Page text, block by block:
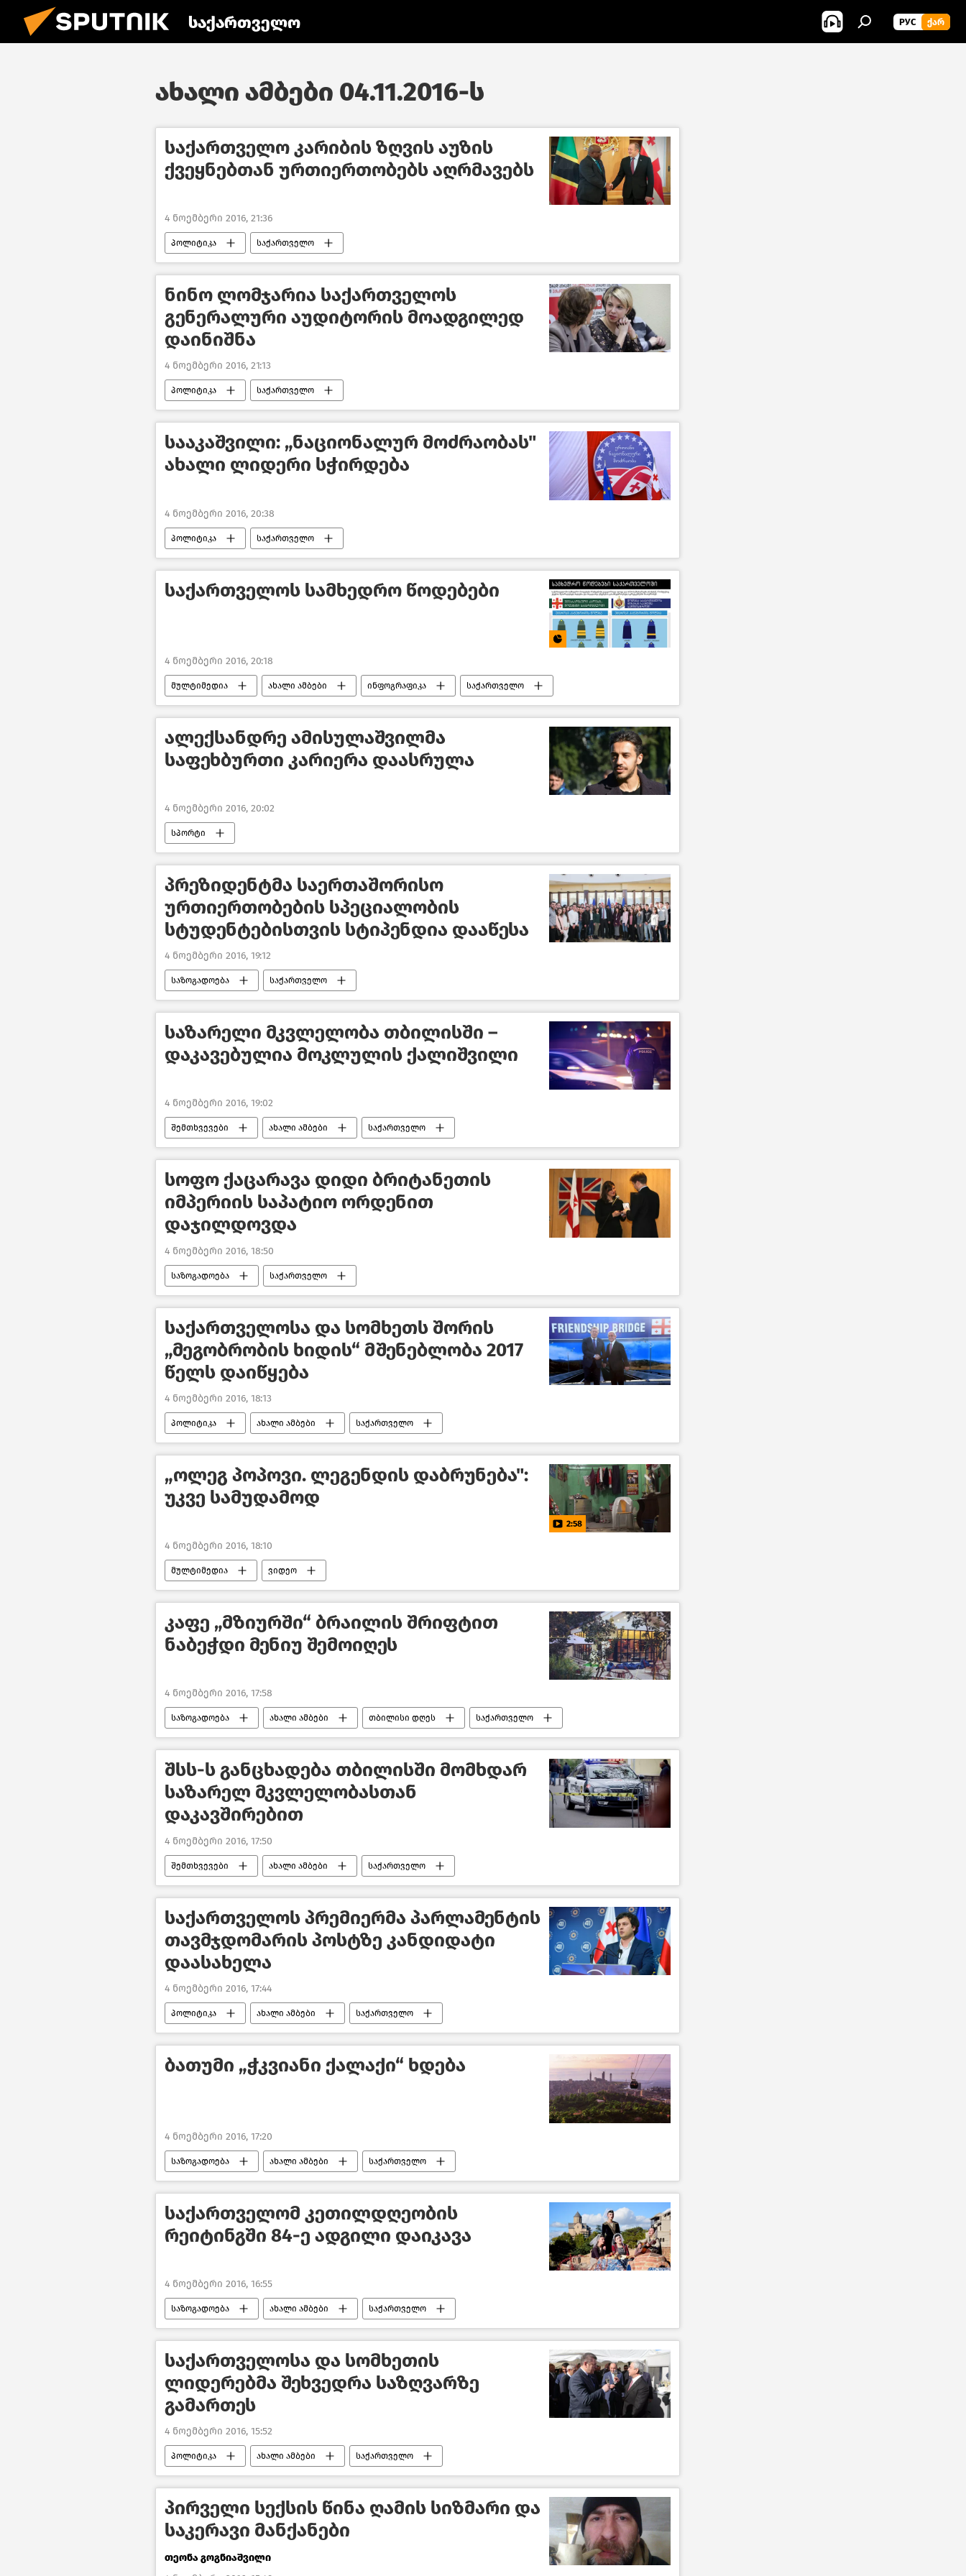
საქართველო РУС ᲥᲐᲠ
ახალი ამბები 04.11.2016-ს
საქართველო კარიბის ზღვის აუზის
ქვეყნებთან ურთიერთობებს აღრმავებს
4 ნოემბერი 2016, 21:36
პოლიტიკა საქართველო
ნინო ლომჯარია საქართველოს
გენერალური აუდიტორის მოადგილედ
დაინიშნა
4 ნოემბერი 2016, 21:13
პოლიტიკა საქართველო
სააკაშვილი: „ნაციონალურ მოძრაობას"
ახალი ლიდერი სჭირდება
4 ნოემბერი 2016, 20:38
პოლიტიკა საქართველო
საქართველოს სამხედრო წოდებები
4 ნოემბერი 2016, 20:18
მულტიმედია ახალი ამბები ინფოგრაფიკა საქართველო
ალექსანდრე ამისულაშვილმა
საფეხბურთი კარიერა დაასრულა
4 ნოემბერი 2016, 20:02
სპორტი
პრეზიდენტმა საერთაშორისო
ურთიერთობების სპეციალობის
სტუდენტებისთვის სტიპენდია დააწესა
4 ნოემბერი 2016, 19:12
საზოგადოება საქართველო
საზარელი მკვლელობა თბილისში –
დაკავებულია მოკლულის ქალიშვილი
4 ნოემბერი 2016, 19:02
შემთხვევები ახალი ამბები საქართველო
სოფო ქაცარავა დიდი ბრიტანეთის
იმპერიის საპატიო ორდენით
დაჯილდოვდა
4 ნოემბერი 2016, 18:50
საზოგადოება საქართველო
საქართველოსა და სომხეთს შორის
„მეგობრობის ხიდის“ მშენებლობა 2017
წელს დაიწყება
4 ნოემბერი 2016, 18:13
პოლიტიკა ახალი ამბები საქართველო
„ოლეგ პოპოვი. ლეგენდის დაბრუნება":
უკვე სამუდამოდ
2:58
4 ნოემბერი 2016, 18:10
მულტიმედია ვიდეო
კაფე „მზიურში“ ბრაილის შრიფტით
ნაბეჭდი მენიუ შემოიღეს
4 ნოემბერი 2016, 17:58
საზოგადოება ახალი ამბები თბილისი დღეს საქართველო
შსს-ს განცხადება თბილისში მომხდარ
საზარელ მკვლელობასთან
დაკავშირებით
4 ნოემბერი 2016, 17:50
შემთხვევები ახალი ამბები საქართველო
საქართველოს პრემიერმა პარლამენტის
თავმჯდომარის პოსტზე კანდიდატი
დაასახელა
4 ნოემბერი 2016, 17:44
პოლიტიკა ახალი ამბები საქართველო
ბათუმი „ჭკვიანი ქალაქი“ ხდება
4 ნოემბერი 2016, 17:20
საზოგადოება ახალი ამბები საქართველო
საქართველომ კეთილდღეობის
რეიტინგში 84-ე ადგილი დაიკავა
4 ნოემბერი 2016, 16:55
საზოგადოება ახალი ამბები საქართველო
საქართველოსა და სომხეთის
ლიდერებმა შეხვედრა საზღვარზე
გამართეს
4 ნოემბერი 2016, 15:52
პოლიტიკა ახალი ამბები საქართველო
პირველი სექსის წინა ღამის სიზმარი და
საკერავი მანქანები
თეონა გოგნიაშვილი